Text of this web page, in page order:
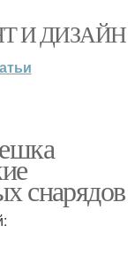
И ДИЗАЙН
снарядов